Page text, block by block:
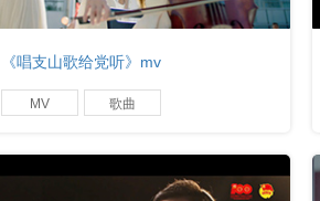
《唱支山歌给党听》mv
MV 歌曲